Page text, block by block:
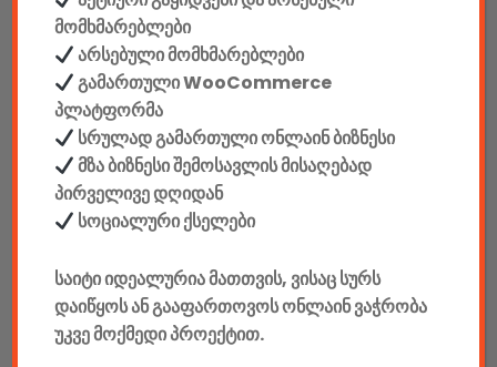
ჩანთები
სეიფები
კონსტრუქტორები
E-mobility
კომპიუტერები & აქსესუარები
ტელეფონები & აქსესუარები
მომხმარებლები
არსებული მომხმარებლები
გამართული WooCommerce
პლატფორმა
სრულად გამართული ონლაინ ბიზნესი
მზა ბიზნესი შემოსავლის მისაღებად
პირველივე დღიდან
სოციალური ქსელები
საიტი იდეალურია მათთვის, ვისაც სურს
დაიწყოს ან გააფართოვოს ონლაინ ვაჭრობა
უკვე მოქმედი პროექტით.